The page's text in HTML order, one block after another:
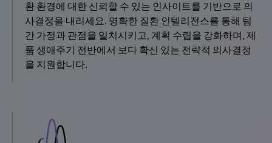
환 환경에 대한 신뢰할 수 있는 인사이트를 기반으로 의
사결정을 내리세요. 명확한 질환 인텔리전스를 통해 팀
간 가정과 관점을 일치시키고, 계획 수립을 강화하며, 제
품 생애주기 전반에서 보다 확신 있는 전략적 의사결정
을 지원합니다.